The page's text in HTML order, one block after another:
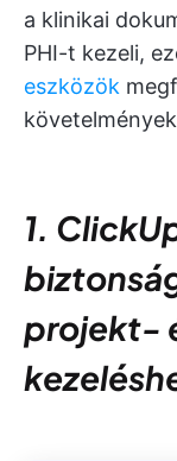
a klinikai
PHI-t kezeli,
eszközök
1.
projekt-